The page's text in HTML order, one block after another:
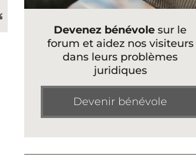
Devenez bénévole sur le
forum et aidez nos visiteurs
dans leurs problèmes
juridiques
Devenir bénévole